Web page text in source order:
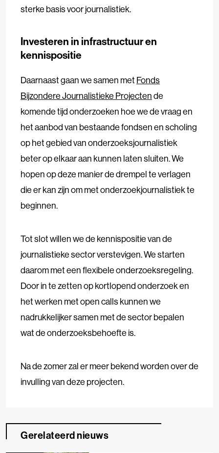
sterke basis voor journalistiek.
Investeren in infrastructuur en
kennispositie
Daarnaast gaan we samen met Fonds
Bijzondere Journalistieke Projectende
komende tijd onderzoeken hoe we de vraag en
het aanbod van bestaande fondsen en scholing
op het gebied van onderzoeksjournalistiek
beter op elkaar aan kunnen laten sluiten. We
hopen op deze manier de drempel te verlagen
die er kan zijn om met onderzoekjournalistiek te
beginnen.
Tot slot willen we de kennispositie van de
journalistieke sector verstevigen. We starten
daarom met een flexibele onderzoeksregeling.
Door in te zetten op kortlopend onderzoek en
het werken met open calls kunnen we
nadrukkelijker samen met de sector bepalen
wat de onderzoeksbehoefte is.
Na de zomer zal er meer bekend worden over de
invulling van deze projecten.
Gerelateerd nieuws